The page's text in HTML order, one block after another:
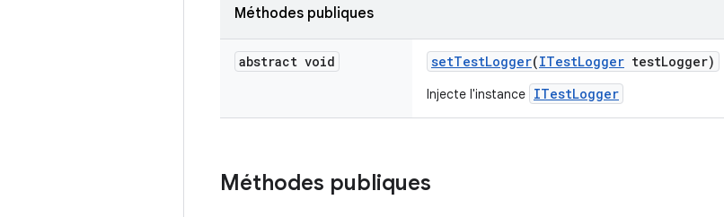
Méthodes publiques
abstract void setTestLogger(ITestLogger testLogger)
Injecte l'instance ITestLogger
Méthodes publiques